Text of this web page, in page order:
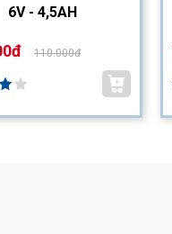
6V - 4,5AH
110.000đ